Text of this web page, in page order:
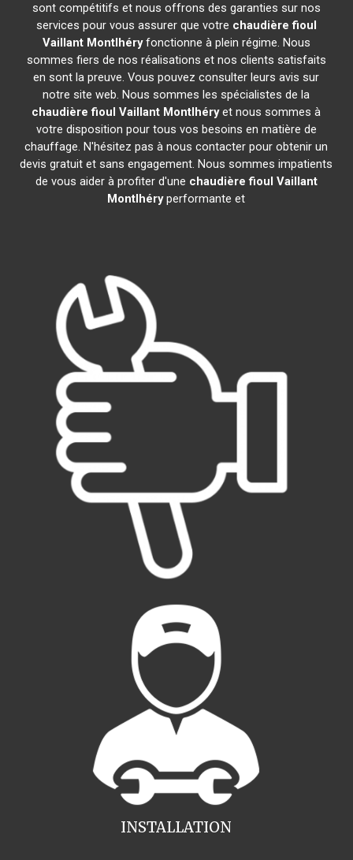
sont compétitifs et nous offrons des garanties sur nos
services pour vous assurer que votre chaudière fioul
Vaillant Montlhéryfonctionne à plein régime. Nous
sommes fiers de nos réalisations et nos clients satisfaits
en sont la preuve. Vous pouvez consulter leurs avis sur
notre site web. Nous sommes les spécialistes de la
chaudière fioul Vaillant Montlhéryet nous sommes à
votre disposition pour tous vos besoins en matière de
chauffage. N'hésitez pas à nous contacter pour obtenir un
devis gratuit et sans engagement. Nous sommes impatients
de vous aider à profiter d'une chaudière fioul Vaillant
Montlhéryperformante et
INSTALLATION